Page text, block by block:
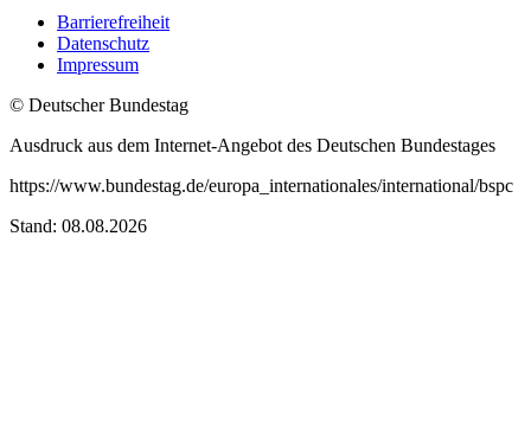
Barrierefreiheit
Datenschutz
Impressum
© Deutscher Bundestag
Ausdruck aus dem Internet-Angebot des Deutschen Bundestages
https://www.bundestag.de/europa_internationales/international/bspc
Stand: 08.08.2026